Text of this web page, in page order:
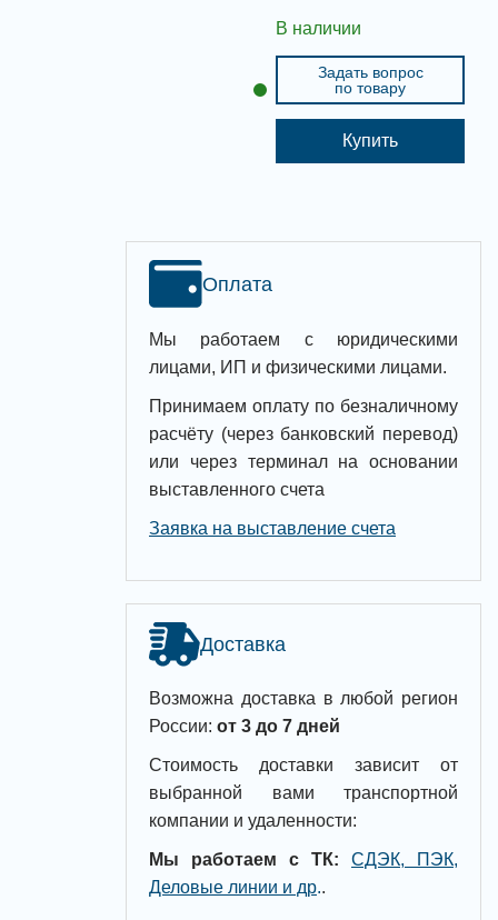
В наличии
Задать вопрос
по товару
Купить
Оплата
Мы работаем с юридическими
лицами, ИП и физическими лицами.
Принимаем оплату по безналичному
расчёту (через банковский перевод)
или через терминал на основании
выставленного счета
Заявка на выставление счета
Доставка
Возможна доставка в любой регион
России: от 3 до 7 дней
Стоимость доставки зависит от
выбранной вами транспортной
компании и удаленности:
Мы работаем с ТК:
СДЭК, ПЭК,
Деловые линии и др..